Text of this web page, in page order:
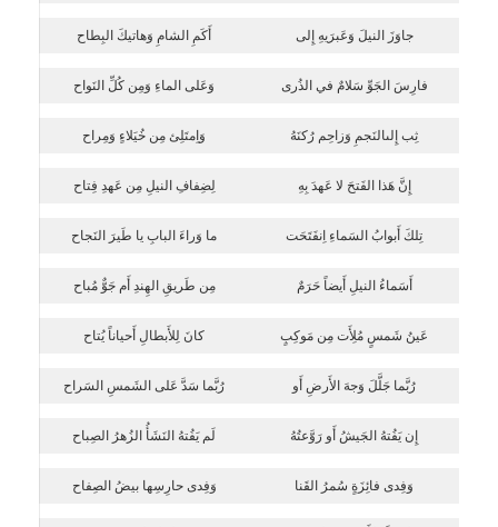
جاوَزَ النيلَ وَعَبرَيهِ إِلى أَكَمِ الشامِ وَهاتيكَ البِطاح
فارِسَ الجَوِّ سَلامٌ في الذُرى وَعَلى الماءِ وَمِن كُلِّ النَواح
ثِب إِلىالنَجمِ وَزاحِم رُكنَهُ وَاِمتَلِئ مِن خُيَلاءٍ وَمِراح
إِنَّ هَذا الفَتحَ لا عَهدَ بِهِ لِضِفافِ النيلِ مِن عَهدِ فِتاح
تِلكَ أَبوابُ السَماءِ اِنفَتَحَت ما وَراءَ البابِ يا طَيرَ النَجاح
أَسَماءُ النيلِ أَيضاً حَرَمٌ مِن طَريقِ الهِندِ أَم جَوٌّ مُباح
عَينُ شَمسٍ مُلِأَت مِن مَوكِبٍ كانَ لِلأَبطالِ أَحياناً يُتاح
رُبَّما جَلَّلَ وَجهَ الأَرضِ أَو رُبَّما سَدَّ عَلى الشَمسِ السَراح
إِن يَفُتهُ الجَيشُ أَو رَوَّعتُهُ لَم يَفُتهُ النَشَأُ الزُهرُ الصِباح
وَفِدى فائِزَةٍ سُمرُ القَنا وَفِدى حارِسِها بيضُ الصِفاح